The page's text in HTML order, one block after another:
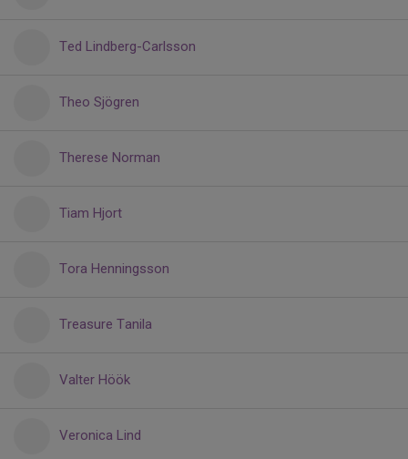
Ted Lindberg-Carlsson
Theo Sjögren
Therese Norman
Tiam Hjort
Tora Henningsson
Treasure Tanila
Valter Höök
Veronica Lind